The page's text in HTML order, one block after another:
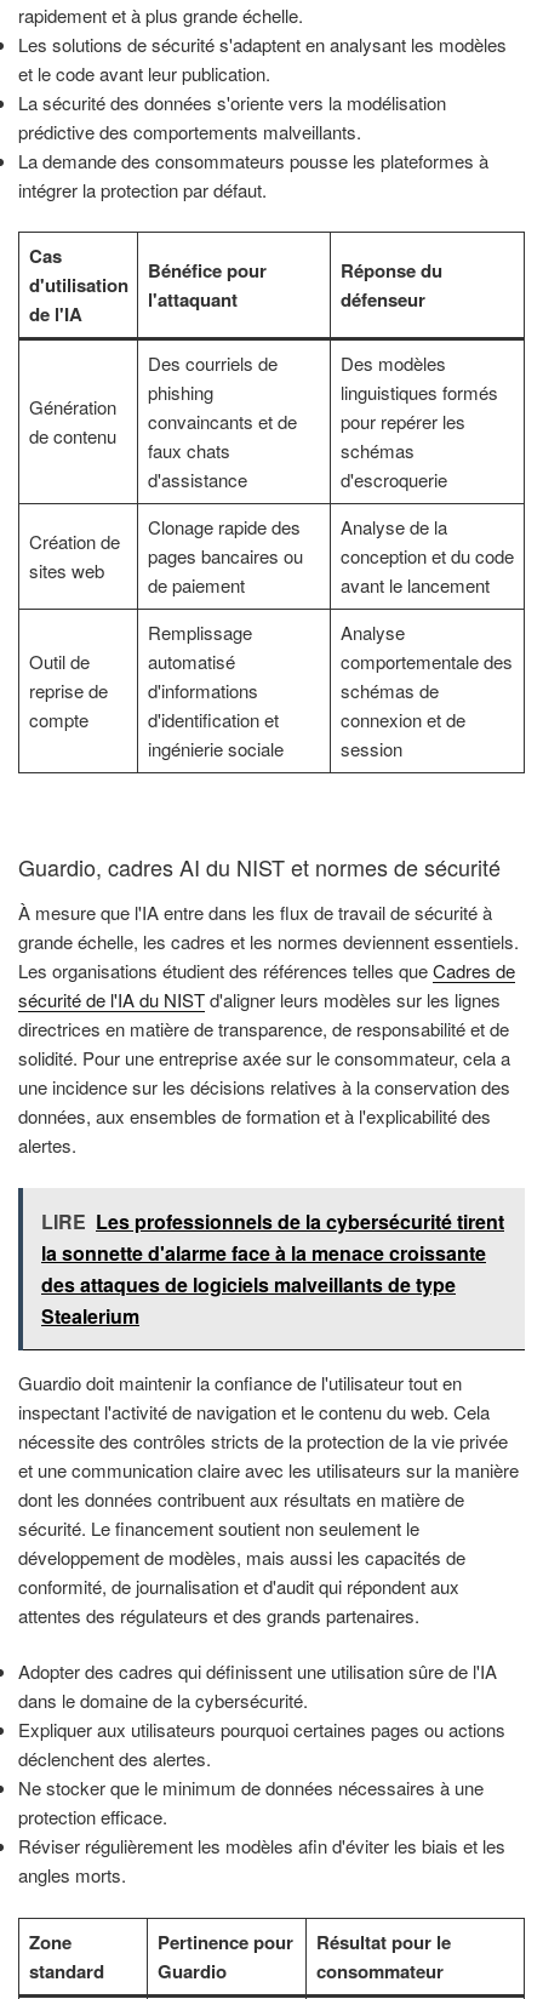
rapidement et à plus grande échelle.
Les solutions de sécurité s'adaptent en analysant les modèles
et le code avant leur publication.
La sécurité des données s'oriente vers la modélisation
prédictive des comportements malveillants.
La demande des consommateurs pousse les plateformes à
intégrer la protection par défaut.
Cas
d'utilisation
de l'IA
Bénéfice pour
l'attaquant
Réponse du
défenseur
Génération
de contenu
Des courriels de
phishing
convaincants et de
faux chats
d'assistance
Des modèles
linguistiques formés
pour repérer les
schémas
d'escroquerie
Création de
sites web
Clonage rapide des
pages bancaires ou
de paiement
Analyse de la
conception et du code
avant le lancement
Outil de
reprise de
compte
Remplissage
automatisé
d'informations
d'identification et
ingénierie sociale
Analyse
comportementale des
schémas de
connexion et de
session
Guardio, cadres AI du NIST et normes de sécurité
À mesure que l'IA entre dans les flux de travail de sécurité à
grande échelle, les cadres et les normes deviennent essentiels.
Les organisations étudient des références telles queCadres de
sécurité de l'IA du NISTd'aligner leurs modèles sur les lignes
directrices en matière de transparence, de responsabilité et de
solidité. Pour une entreprise axée sur le consommateur, cela a
une incidence sur les décisions relatives à la conservation des
données, aux ensembles de formation et à l'explicabilité des
alertes.
LIRE Les professionnels de la cybersécurité tirent
la sonnette d'alarme face à la menace croissante
des attaques de logiciels malveillants de type
Stealerium
Guardio doit maintenir la confiance de l'utilisateur tout en
inspectant l'activité de navigation et le contenu du web. Cela
nécessite des contrôles stricts de la protection de la vie privée
et une communication claire avec les utilisateurs sur la manière
dont les données contribuent aux résultats en matière de
sécurité. Le financement soutient non seulement le
développement de modèles, mais aussi les capacités de
conformité, de journalisation et d'audit qui répondent aux
attentes des régulateurs et des grands partenaires.
Adopter des cadres qui définissent une utilisation sûre de l'IA
dans le domaine de la cybersécurité.
Expliquer aux utilisateurs pourquoi certaines pages ou actions
déclenchent des alertes.
Ne stocker que le minimum de données nécessaires à une
protection efficace.
Réviser régulièrement les modèles afin d'éviter les biais et les
angles morts.
Zone
standard
Pertinence pour
Guardio
Résultat pour le
consommateur